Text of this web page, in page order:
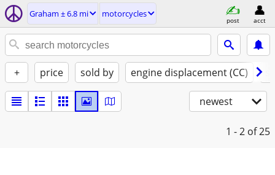
Graham ± 6.8 mi motorcycles
post acct
+ price sold by engine displacement (CC)
newest
1 - 2 of 25